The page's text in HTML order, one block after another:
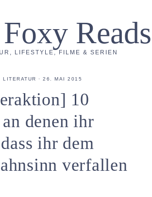
Reads
LIFESTYLE, FILME & SERIEN
LITERATUR · 26. MAI 2015
10
denen ihr
ihr dem
verfallen